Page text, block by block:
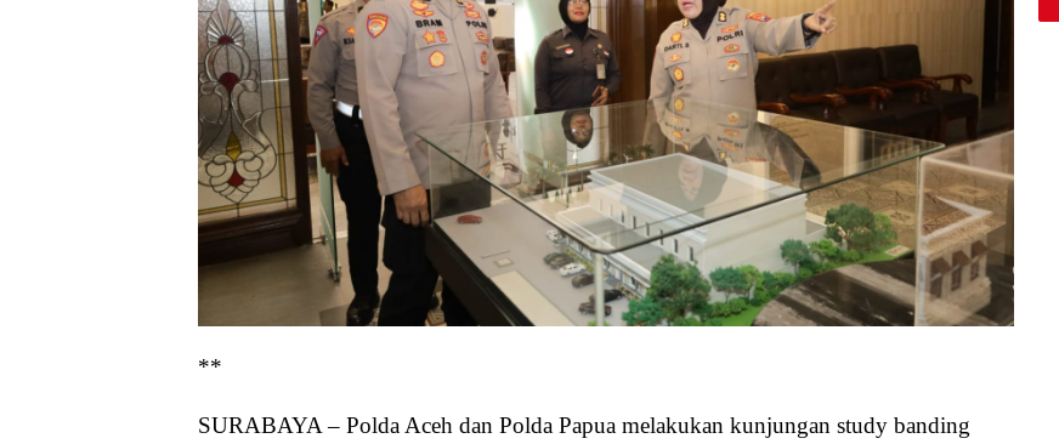
**
SURABAYA – Polda Aceh dan Polda Papua melakukan kunjungan study banding